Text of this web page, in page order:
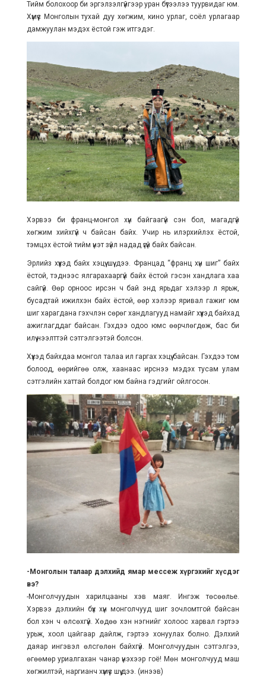
Тийм болохоор би эргэлзэлгүйгээр уран бүтээлээ туурвидаг юм.
Хүмүүс Монголын тухай дуу хөгжим, кино урлаг, соёл урлагаар
дамжуулан мэдэх ёстой гэж итгэдэг.
Хэрвээ би франц-монгол хүн байгаагүй сэн бол, магадгүй
хөгжим хийхгүй ч байсан байх. Учир нь илэрхийлэх ёстой,
тэмцэх ёстой тийм үнэт зүйл надад үгүй байх байсан.
Эрлийз хүүхэд байх хэцүү шүү дээ. Францад “франц хүн шиг” байх
ёстой, тэднээс ялгарахааргүй байх ёстой гэсэн хандлага хаа
сайгүй. Өөр орноос ирсэн ч бай энд ярьдаг хэлээр л ярьж,
бусадтай ижилхэн байх ёстой, өөр хэлээр яривал гажиг юм
шиг харагдана гэхчлэн сөрөг хандлагууд намайг хүүхэд байхад
ажиглагддаг байсан. Гэхдээ одоо юмс өөрчлөгдөж, бас би
илүү нээлттэй сэтгэлгээтэй болсон.
Хүүхэд байхдаа монгол талаа ил гаргах хэцүү байсан. Гэхдээ том
болоод, өөрийгөө олж, хаанаас ирснээ мэдэх тусам улам
сэтгэлийн хаттай болдог юм байна гэдгийг ойлгосон.
-Монголын талаар дэлхийд ямар мессеж хүргэхийг хүсдэг
вэ?
-Монголчуудын харилцааны хэв маяг. Ингэж төсөөлье.
Хэрвээ дэлхийн бүх хүн монголчууд шиг зочломтгой байсан
бол хэн ч өлсөхгүй. Хөдөө хэн нэгнийг холоос харвал гэртээ
урьж, хоол цайгаар дайлж, гэртээ хонуулах болно. Дэлхий
даяар ингэвэл өлсгөлөн байхгүй. Монголчуудын сэтгэлгээ,
өгөөмөр уриалгахан чанар үнэхээр гоё! Мөн монголчууд маш
хөгжилтэй, наргианч хүмүүс шүү дээ. (инээв)